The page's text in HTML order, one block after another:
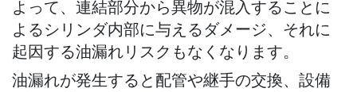
よって、連結部分から異物が混入することに
よるシリンダ内部に与えるダメージ、それに
起因する油漏れリスクもなくなります。
油漏れが発生すると配管や継手の交換、設備